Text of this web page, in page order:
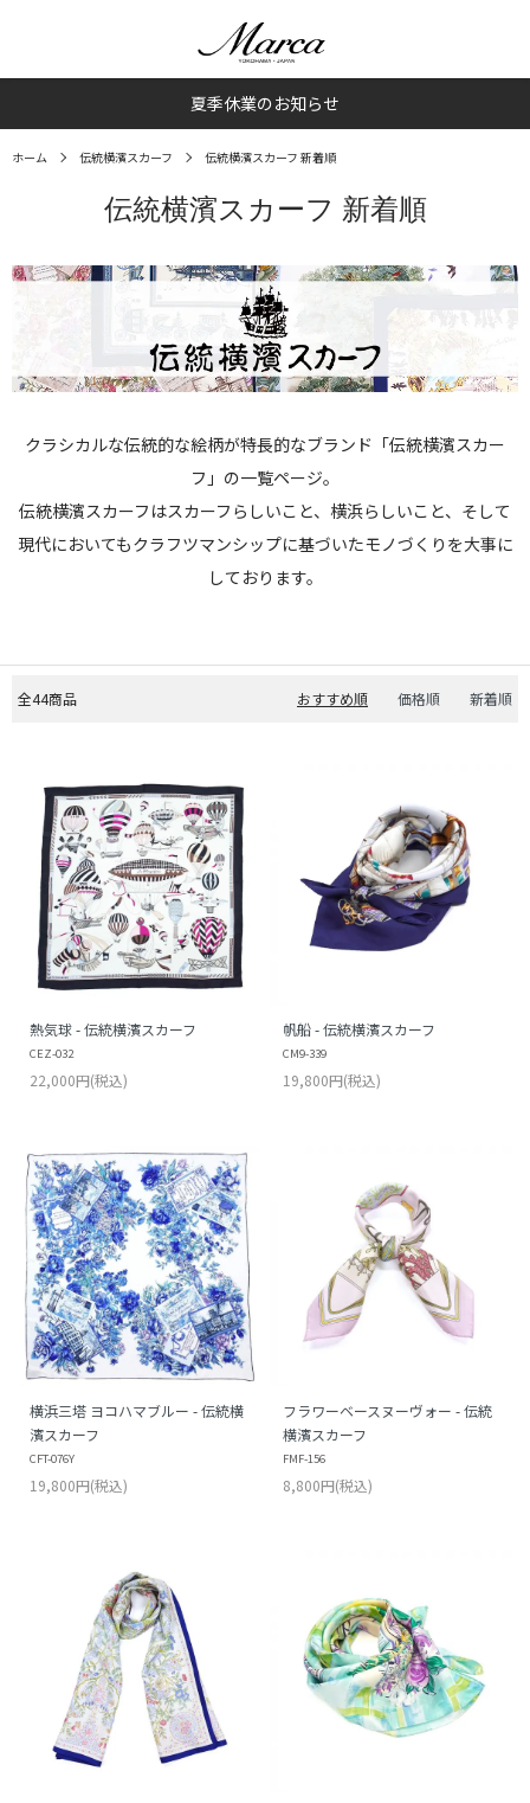
夏季休業のお知らせ
ホーム 伝統横濱スカーフ 伝統横濱スカーフ 新着順
伝統横濱スカーフ 新着順
クラシカルな伝統的な絵柄が特長的なブランド「伝統横濱スカー
フ」の一覧ページ。
伝統横濱スカーフはスカーフらしいこと、横浜らしいこと、そして
現代においてもクラフツマンシップに基づいたモノづくりを大事に
しております。
全44商品 おすすめ順 価格順 新着順
熱気球 - 伝統横濱スカーフ
CEZ-032
22,000円(税込)
帆船 - 伝統横濱スカーフ
CM9-339
19,800円(税込)
横浜三塔 ヨコハマブルー - 伝統横
濱スカーフ
CFT-076Y
19,800円(税込)
フラワーベースヌーヴォー - 伝統
横濱スカーフ
FMF-156
8,800円(税込)